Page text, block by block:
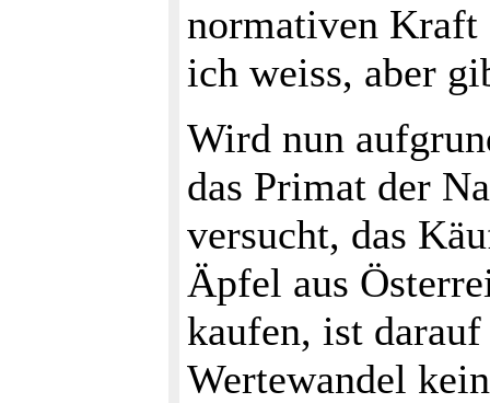
normativen Kraft
ich weiss, aber
Wird nun
das Primat der
versucht, das
Äpfel aus
kaufen, ist
Wertewandel